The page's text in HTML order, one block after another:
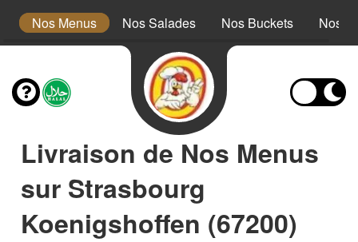
Nos Menus Nos Salades Nos Buckets Nos
Livraison de Nos Menus
sur Strasbourg
Koenigshoffen (67200)